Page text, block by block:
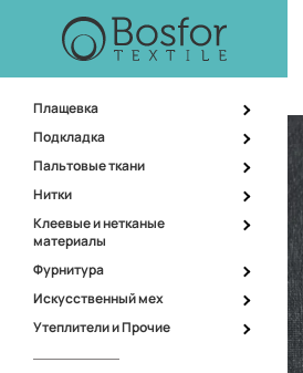
Плащевка
Подкладка
Пальтовые ткани
Нитки
Клеевые и нетканые
материалы
Фурнитура
Искусственный мех
Утеплители и Прочие